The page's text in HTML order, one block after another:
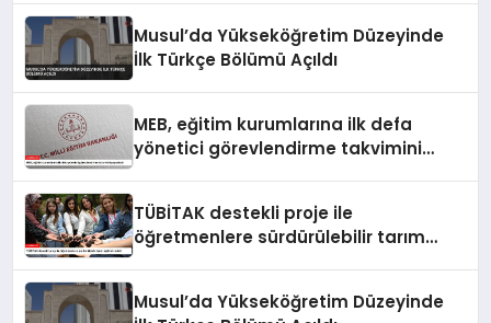
Musul’da Yükseköğretim Düzeyinde
İlk Türkçe Bölümü Açıldı
MEB, eğitim kurumlarına ilk defa
yönetici görevlendirme takvimini
TÜBİTAK destekli proje ile
öğretmenlere sürdürülebilir tarım
Musul’da Yükseköğretim Düzeyinde